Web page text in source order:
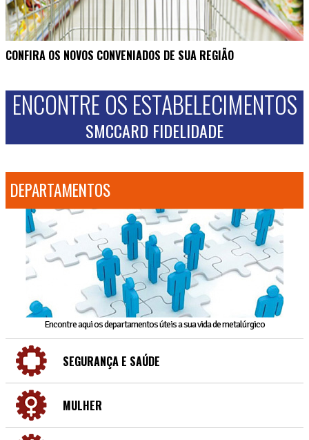
CONFIRA OS NOVOS CONVENIADOS DE SUA REGIÃO
ENCONTRE OS ESTABELECIMENTOS
SMCCARD FIDELIDADE
DEPARTAMENTOS
Encontre aqui os departamentos úteis a sua vida de metalúrgico
SEGURANÇA E SAÚDE
MULHER